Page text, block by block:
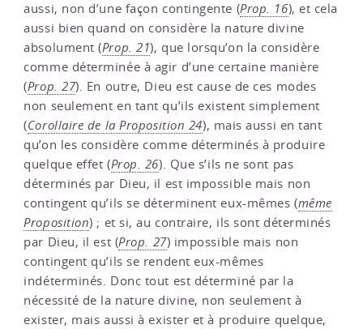
aussi, non d’une façon contingente (Prop. 16), et cela
aussi bien quand on considère la nature divine
absolument (Prop. 21), que lorsqu’on la considère
comme déterminée à agir d’une certaine manière
(Prop. 27). En outre, Dieu est cause de ces modes
non seulement en tant qu’ils existent simplement
(Corollaire de la Proposition 24), mais aussi en tant
qu’on les considère comme déterminés à produire
quelque effet (Prop. 26). Que s’ils ne sont pas
déterminés par Dieu, il est impossible mais non
contingent qu’ils se déterminent eux-mêmes (même
Proposition) ; et si, au contraire, ils sont déterminés
par Dieu, il est (Prop. 27) impossible mais non
contingent qu’ils se rendent eux-mêmes
indéterminés. Donc tout est déterminé par la
nécessité de la nature divine, non seulement à
exister, mais aussi à exister et à produire quelque,